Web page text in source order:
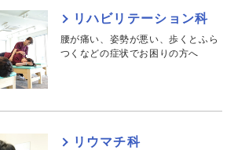
リハビリテーション科
腰が痛い、姿勢が悪い、歩くとふら
つくなどの症状でお困りの方へ
リウマチ科